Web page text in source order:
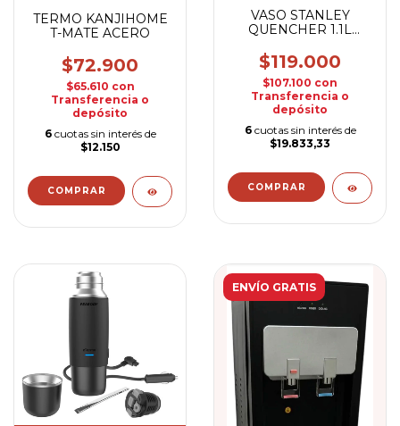
TERMO KANJIHOME
T-MATE ACERO
$72.900
$65.610 con
Transferencia o
depósito
6 cuotas sin interés de
$12.150
VASO STANLEY
QUENCHER 1.1L
$119.000
$107.100 con
Transferencia o
depósito
6 cuotas sin interés de
$19.833,33
ENVÍO GRATIS